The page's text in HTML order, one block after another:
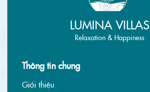
LUMINA VILLAS
Relaxation & Happiness
Thông tin chung
Giới thiệu